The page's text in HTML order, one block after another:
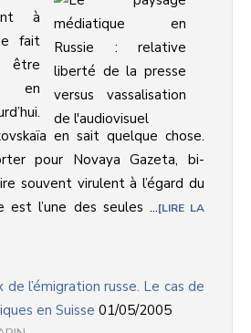
à
fait
être
en
en sait quelque chose.
pour Novaya Gazeta, bi-
souvent virulent à l’égard du
est l’une des seules ... LIRE LA
de l’émigration russe. Le cas de
en Suisse 01/05/2005